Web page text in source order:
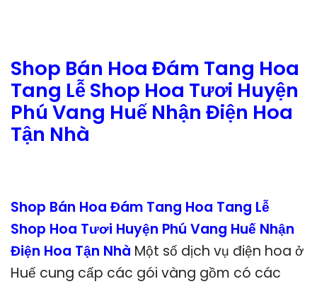
Shop Bán Hoa Đám Tang Hoa
Tang Lễ Shop Hoa Tươi Huyện
Phú Vang Huế Nhận Điện Hoa
Tận Nhà
Shop Bán Hoa Đám Tang Hoa Tang Lễ
Shop Hoa Tươi Huyện Phú Vang Huế Nhận
Điện Hoa Tận Nhà Một số dịch vụ điện hoa ở
Huế cung cấp các gói vàng gồm có các